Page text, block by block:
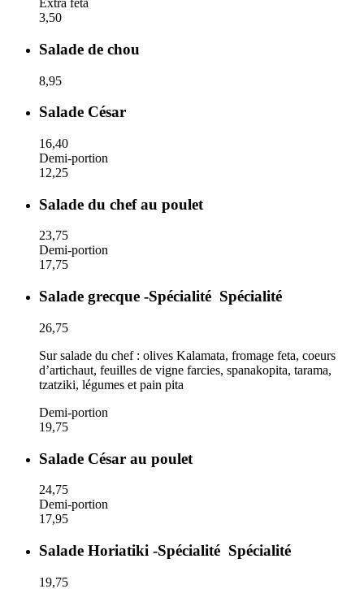
Extra feta
3,50
Salade de chou
8,95
Salade César
16,40
Demi-portion
12,25
Salade du chef au poulet
23,75
Demi-portion
17,75
Salade grecque -Spécialité Spécialité
26,75
Sur salade du chef : olives Kalamata, fromage feta, coeurs
d’artichaut, feuilles de vigne farcies, spanakopita, tarama,
tzatziki, légumes et pain pita
Demi-portion
19,75
Salade César au poulet
24,75
Demi-portion
17,95
Salade Horiatiki -Spécialité Spécialité
19,75